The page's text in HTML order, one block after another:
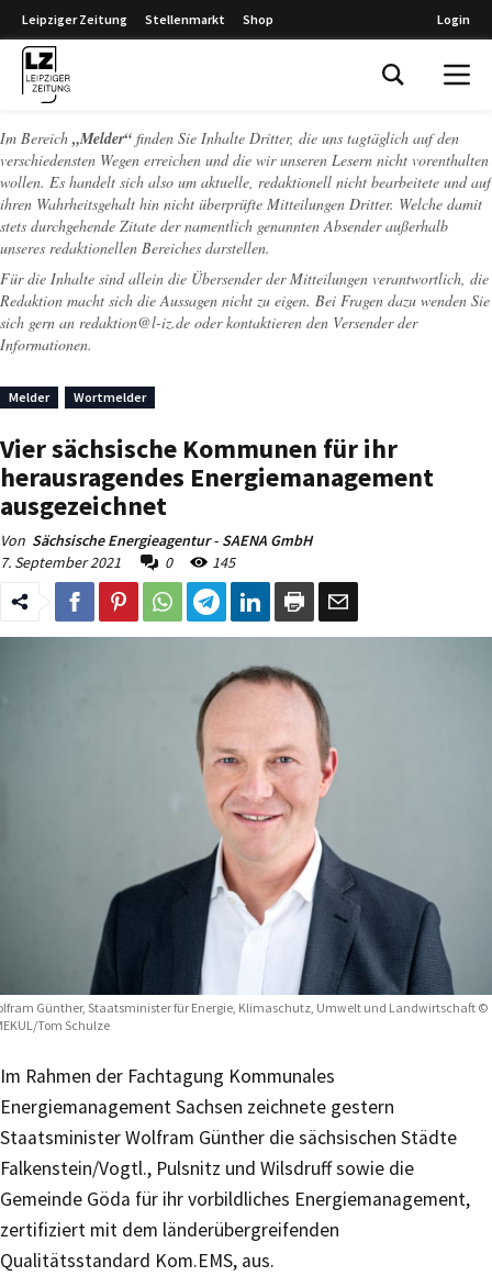
Leipziger Zeitung Stellenmarkt Shop Login
Im Bereich „Melder“ finden Sie Inhalte Dritter, die uns tagtäglich auf den
verschiedensten Wegen erreichen und die wir unseren Lesern nicht vorenthalten
wollen. Es handelt sich also um aktuelle, redaktionell nicht bearbeitete und auf
ihren Wahrheitsgehalt hin nicht überprüfte Mitteilungen Dritter. Welche damit
stets durchgehende Zitate der namentlich genannten Absender außerhalb
unseres redaktionellen Bereiches darstellen.
Für die Inhalte sind allein die Übersender der Mitteilungen verantwortlich, die
Redaktion macht sich die Aussagen nicht zu eigen. Bei Fragen dazu wenden Sie
sich gern an redaktion@l-iz.de oder kontaktieren den Versender der
Informationen.
Melder Wortmelder
Vier sächsische Kommunen für ihr
herausragendes Energiemanagement
ausgezeichnet
Von Sächsische Energieagentur - SAENA GmbH
7. September 2021
0 145
Günther, Staatsminister für Energie, Klimaschutz, Umwelt und Landwirtschaft ©
Tom Schulze
Im Rahmen der Fachtagung Kommunales
Energiemanagement Sachsen zeichnete gestern
Staatsminister Wolfram Günther die sächsischen Städte
Falkenstein/Vogtl., Pulsnitz und Wilsdruff sowie die
Gemeinde Göda für ihr vorbildliches Energiemanagement,
zertifiziert mit dem länderübergreifenden
Qualitätsstandard Kom.EMS, aus.